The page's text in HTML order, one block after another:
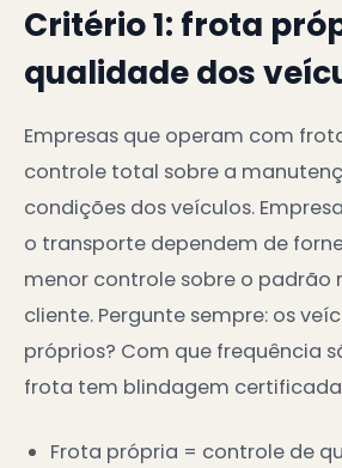
Critério 1: frota
qualidade dos
Empresas que operam com
controle total sobre a
condições dos veículos.
o transporte dependem de
menor controle sobre o padrão
cliente. Pergunte sempre: os
próprios? Com que frequência
frota tem blindagem
Frota própria = controle de